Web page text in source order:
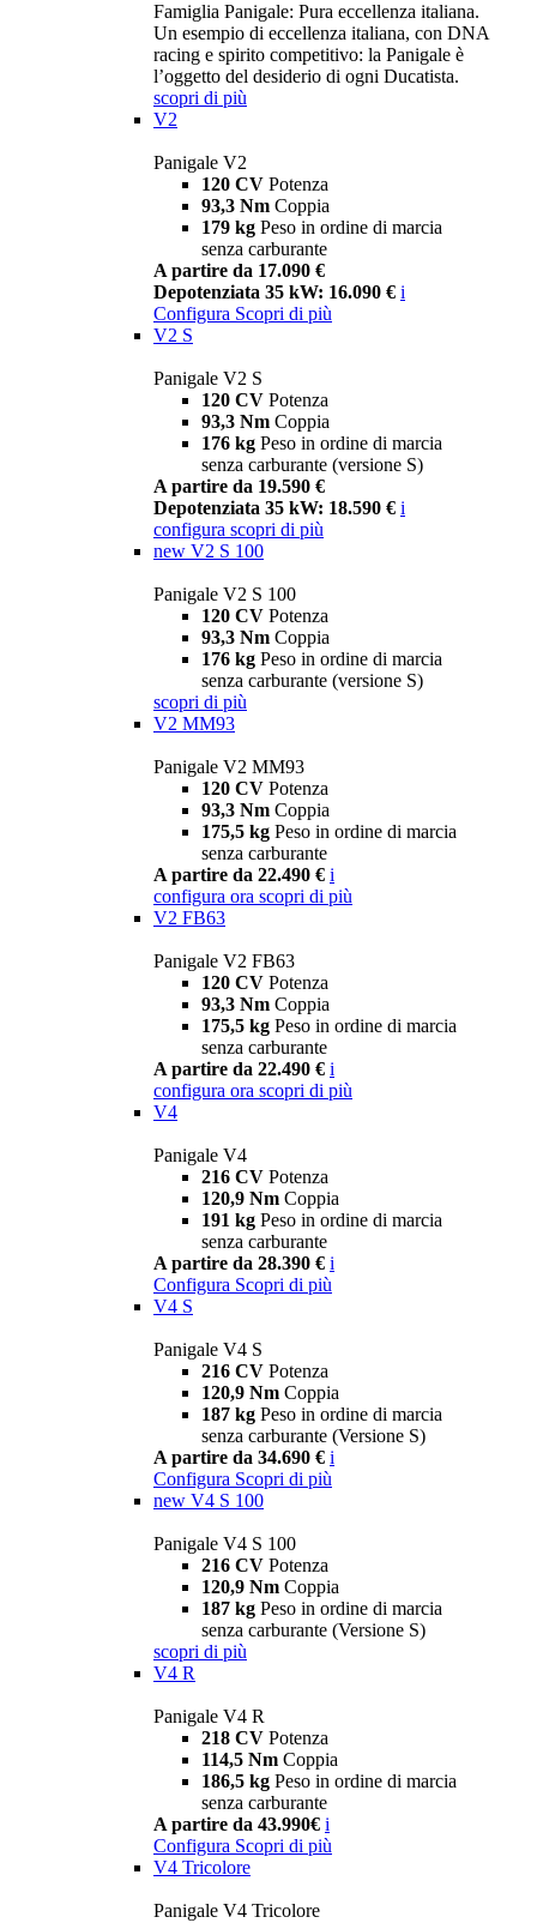
Famiglia Panigale: Pura eccellenza italiana.
Un esempio di eccellenza italiana, con DNA
racing e spirito competitivo: la Panigale è
l’oggetto del desiderio di ogni Ducatista.
scopri di più
V2
Panigale V2
120 CV Potenza
93,3 Nm Coppia
179 kg Peso in ordine di marcia
senza carburante
A partire da 17.090 €
Depotenziata 35 kW: 16.090 € i
Configura Scopri di più
V2 S
Panigale V2 S
120 CV Potenza
93,3 Nm Coppia
176 kg Peso in ordine di marcia
senza carburante (versione S)
A partire da 19.590 €
Depotenziata 35 kW: 18.590 € i
configura scopri di più
new V2 S 100
Panigale V2 S 100
120 CV Potenza
93,3 Nm Coppia
176 kg Peso in ordine di marcia
senza carburante (versione S)
scopri di più
V2 MM93
Panigale V2 MM93
120 CV Potenza
93,3 Nm Coppia
175,5 kg Peso in ordine di marcia
senza carburante
A partire da 22.490 € i
configura ora scopri di più
V2 FB63
Panigale V2 FB63
120 CV Potenza
93,3 Nm Coppia
175,5 kg Peso in ordine di marcia
senza carburante
A partire da 22.490 € i
configura ora scopri di più
V4
Panigale V4
216 CV Potenza
120,9 Nm Coppia
191 kg Peso in ordine di marcia
senza carburante
A partire da 28.390 € i
Configura Scopri di più
V4 S
Panigale V4 S
216 CV Potenza
120,9 Nm Coppia
187 kg Peso in ordine di marcia
senza carburante (Versione S)
A partire da 34.690 € i
Configura Scopri di più
new V4 S 100
Panigale V4 S 100
216 CV Potenza
120,9 Nm Coppia
187 kg Peso in ordine di marcia
senza carburante (Versione S)
scopri di più
V4 R
Panigale V4 R
218 CV Potenza
114,5 Nm Coppia
186,5 kg Peso in ordine di marcia
senza carburante
A partire da 43.990€ i
Configura Scopri di più
V4 Tricolore
Panigale V4 Tricolore